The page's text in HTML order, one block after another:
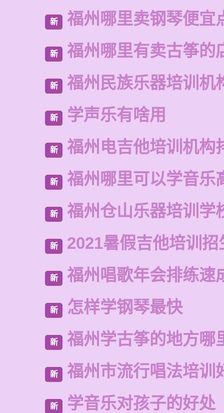
新 福州哪里卖钢琴便宜
新 福州哪里有卖古筝的
新 福州民族乐器培训机
新 学声乐有啥用
新 福州电吉他培训机构
新 福州哪里可以学音乐
新 福州仓山乐器培训学
新 2021暑假吉他培训招
新 福州唱歌年会排练速
新 怎样学钢琴最快
新 福州学古筝的地方哪
新 福州市流行唱法培训
新 学音乐对孩子的好处